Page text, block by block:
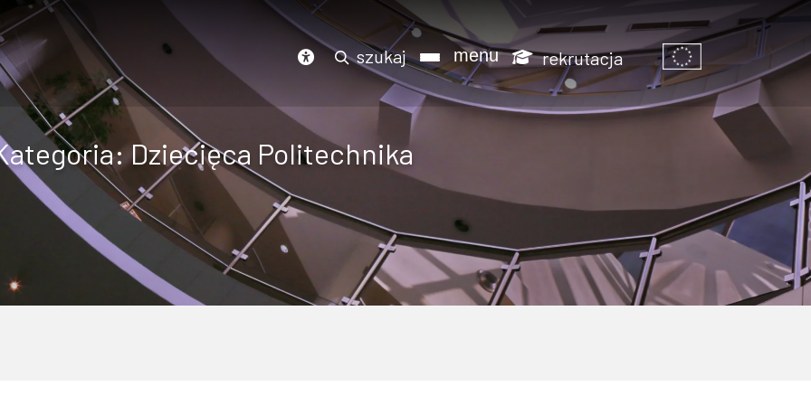
dostępność
Podświetl wszystkie linki na stronie
szukaj menu rekrutacja Informacje o
Dziecięca Politechnika